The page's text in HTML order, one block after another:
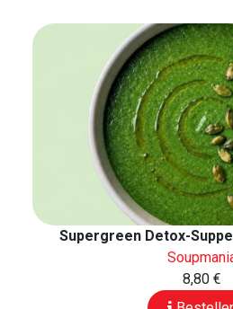
Supergreen Detox-
8,80 €